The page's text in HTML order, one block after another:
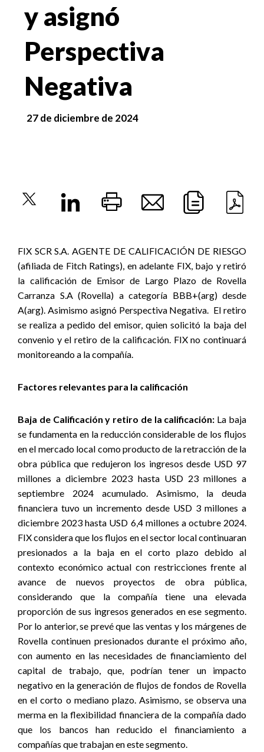
y asignó
Perspectiva
Negativa
27 de diciembre de 2024
FIX SCR S.A. AGENTE DE CALIFICACIÓN DE RIESGO
(afiliada de Fitch Ratings), en adelante FIX, bajo y retiró
la calificación de Emisor de Largo Plazo de Rovella
Carranza S.A (Rovella) a categoría BBB+(arg) desde
A(arg). Asimismo asignó Perspectiva Negativa. El retiro
se realiza a pedido del emisor, quien solicitó la baja del
convenio y el retiro de la calificación. FIX no continuará
monitoreando a la compañía.
Factores relevantes para la calificación
Baja de Calificación y retiro de la calificación: La baja
se fundamenta en la reducción considerable de los flujos
en el mercado local como producto de la retracción de la
obra pública que redujeron los ingresos desde USD 97
millones a diciembre 2023 hasta USD 23 millones a
septiembre 2024 acumulado. Asimismo, la deuda
financiera tuvo un incremento desde USD 3 millones a
diciembre 2023 hasta USD 6,4 millones a octubre 2024.
FIX considera que los flujos en el sector local continuaran
presionados a la baja en el corto plazo debido al
contexto económico actual con restricciones frente al
avance de nuevos proyectos de obra pública,
considerando que la compañía tiene una elevada
proporción de sus ingresos generados en ese segmento.
Por lo anterior, se prevé que las ventas y los márgenes de
Rovella continuen presionados durante el próximo año,
con aumento en las necesidades de financiamiento del
capital de trabajo, que, podrían tener un impacto
negativo en la generación de flujos de fondos de Rovella
en el corto o mediano plazo. Asimismo, se observa una
merma en la flexibilidad financiera de la compañía dado
que los bancos han reducido el financiamiento a
compañías que trabajan en este segmento.